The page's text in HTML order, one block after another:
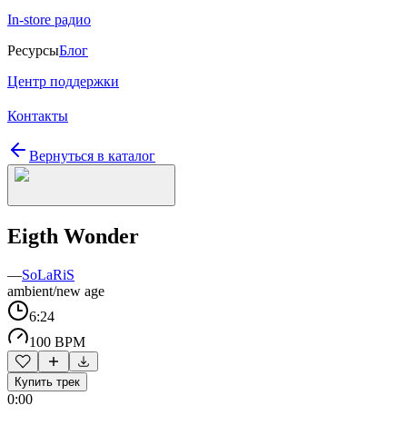
In-store радио
РесурсыБлог
Центр поддержки
Контакты
Вернуться в каталог
Eigth Wonder
—SoLaRiS
ambient/new age
6:24
100 BPM
Купить трек
0:00